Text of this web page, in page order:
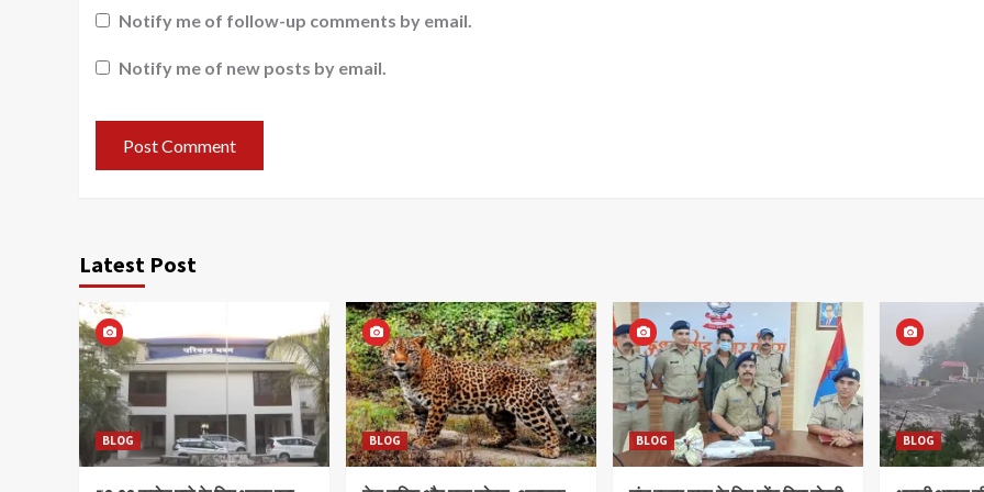
Notify me of follow-up comments by email.
Notify me of new posts by email.
Latest Post
BLOG BLOG BLOG BLOG